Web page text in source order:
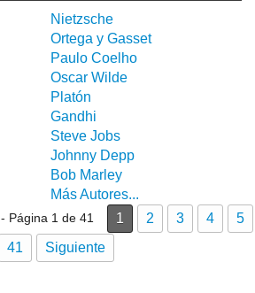
Nietzsche
Ortega y Gasset
Paulo Coelho
Oscar Wilde
Platón
Gandhi
Steve Jobs
Johnny Depp
Bob Marley
Más Autores...
- Página 1 de 41 1 2 3 4
5
41 Siguiente